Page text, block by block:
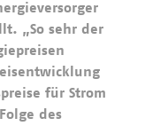
„So sehr der
für Strom
des